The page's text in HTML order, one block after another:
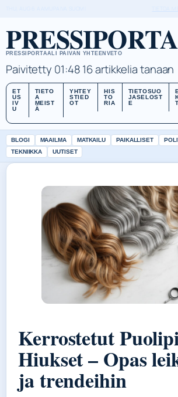
PRESSIPORTAALI PAIVAN YHTEENVETO
Paivitetty 01:4816 artikkelia tanaan
ET
US
IV
U
TIETO
A
MEIST
Ä
YHTEY
STIED
OT
HIS
TO
RIA
TIETOSUO
JASELOST
E
BLOGI MAAILMA MATKAILU PAIKALLISET
TEKNIIKKA
UUTISET
Kerrostetut
Hiukset – Opas
ja trendeihin